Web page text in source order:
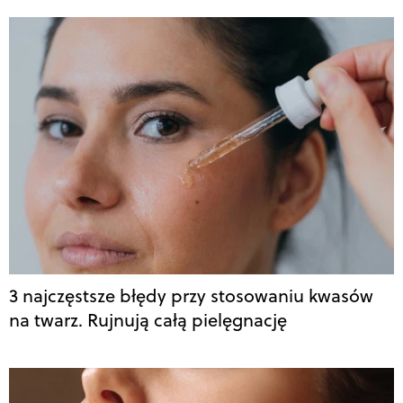
3 najczęstsze błędy przy stosowaniu kwasów
na twarz. Rujnują całą pielęgnację